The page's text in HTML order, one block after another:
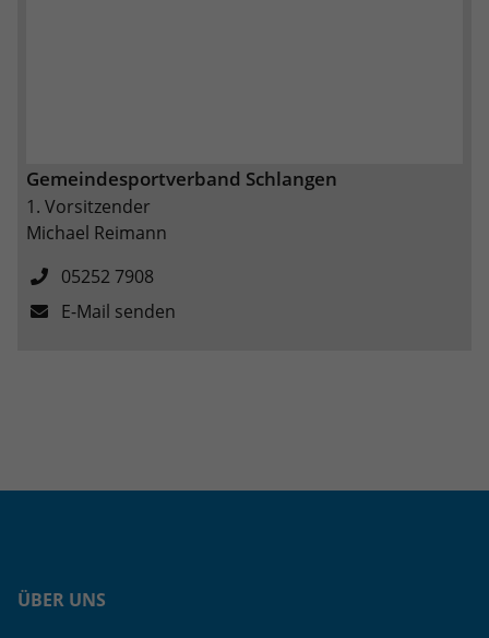
Gemeindesportverband Schlangen
1. Vorsitzender
Michael Reimann
05252 7908
E-Mail senden
ÜBER UNS